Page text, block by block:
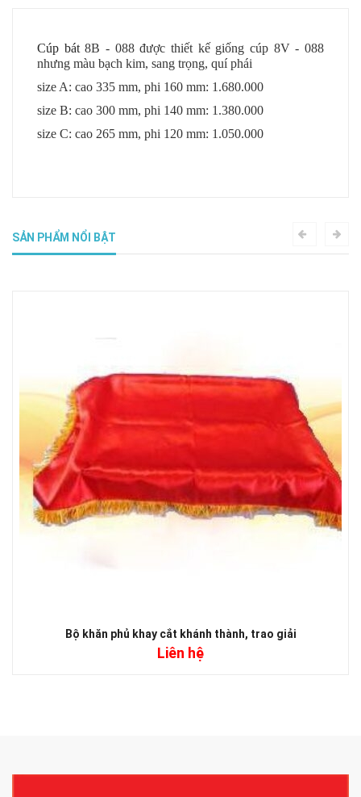
Cúp bát8B - 088 được thiết kế giống cúp 8V - 088
nhưng màu bạch kim, sang trọng, quí phái
size A: cao 335 mm, phi 160 mm: 1.680.000
size B: cao 300 mm, phi 140 mm: 1.380.000
size C: cao 265 mm, phi 120 mm: 1.050.000
SẢN PHẨM NỔI BẬT
Bộ khăn phủ khay cắt khánh thành, trao giải
Liên hệ